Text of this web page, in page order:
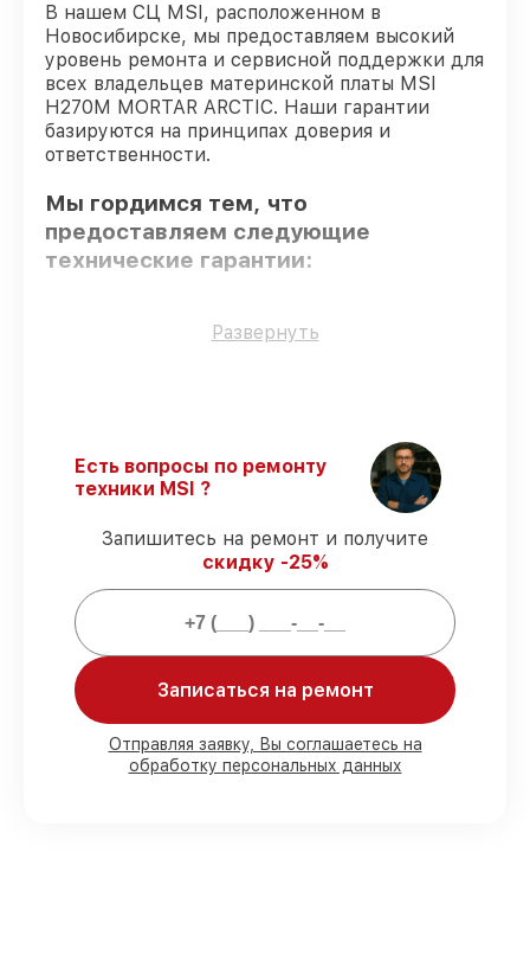
В нашем СЦ MSI, расположенном в
Новосибирске, мы предоставляем высокий
уровень ремонта и сервисной поддержки для
всех владельцев материнской платы MSI
H270M MORTAR ARCTIC. Наши гарантии
базируются на принципах доверия и
ответственности.
Мы гордимся тем, что
предоставляем следующие
технические гарантии:
Использование оригинальных
специалисты с опытом и сертификацией.
Выполнение работ вовремя
–
обслуживание материнской платы
H270M MORTAR ARCTIC выполняется
строго в оговоренные сроки.
Сервис с гарантией– предоставляем
официальное гарантийное
сопровождение после восстановления.
Мы гарантируем:
80%работ в вашем присутствии
90%комплектующих для материнских
Развернуть
Есть вопросы по ремонту
техники MSI ?
Запишитесь на ремонт и получите
скидку -25%
Записаться на ремонт
Отправляя заявку, Вы соглашаетесь на
обработку персональных данных